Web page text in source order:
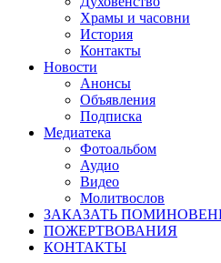
Храмы и часовни
История
Контакты
Новости
Анонсы
Объявления
Подписка
Медиатека
Фотоальбом
Аудио
Видео
Молитвослов
ЗАКАЗАТЬ
ПОЖЕРТВОВАНИЯ
КОНТАКТЫ